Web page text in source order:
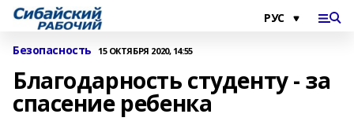
Безопасность 15 ОКТЯБРЯ 2020, 14:55
Благодарность студенту - за
спасение ребенка